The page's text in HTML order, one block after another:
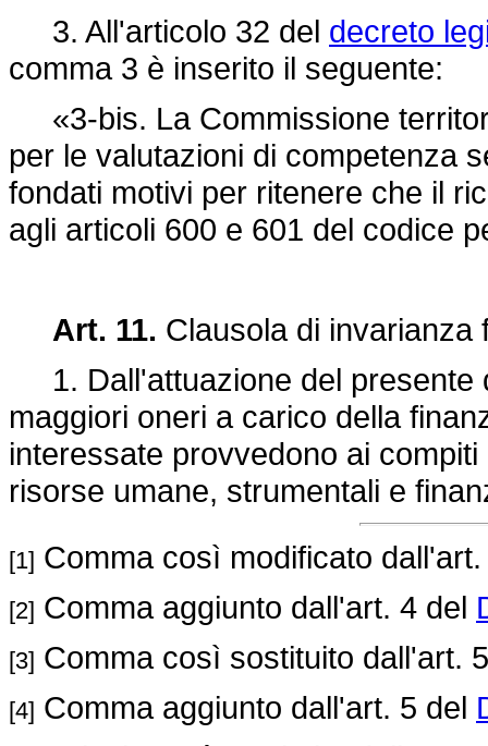
3. All'articolo 32 del decreto
comma 3 è inserito il seguente:
«3-bis. La Commissione
per le valutazioni di competenza
fondati motivi per ritenere che il
agli articoli 600 e 601 del codice
Art. 11. Clausola di invarianza
1. Dall'attuazione del presente
maggiori oneri a carico della
interessate provvedono ai
risorse umane, strumentali e
[1] Comma così modificato
[2] Comma aggiunto dall'art. 4 del
[3] Comma così sostituito dall'art.
[4] Comma aggiunto dall'art. 5 del